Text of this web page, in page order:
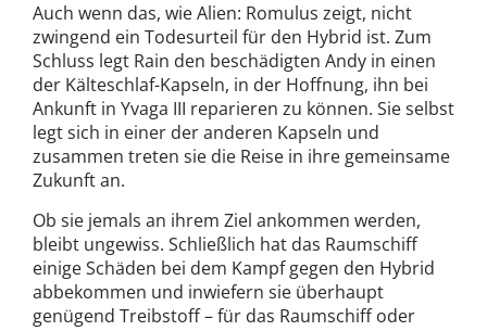
Auch wenn das, wie Alien: Romulus zeigt, nicht
zwingend ein Todesurteil für den Hybrid ist. Zum
Schluss legt Rain den beschädigten Andy in einen
der Kälteschlaf-Kapseln, in der Hoffnung, ihn bei
Ankunft in Yvaga III reparieren zu können. Sie selbst
legt sich in einer der anderen Kapseln und
zusammen treten sie die Reise in ihre gemeinsame
Zukunft an.
Ob sie jemals an ihrem Ziel ankommen werden,
bleibt ungewiss. Schließlich hat das Raumschiff
einige Schäden bei dem Kampf gegen den Hybrid
abbekommen und inwiefern sie überhaupt
genügend Treibstoff – für das Raumschiff oder